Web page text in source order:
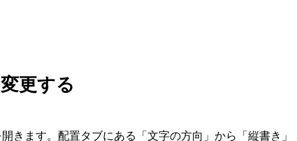
更する
きます。配置タブにある「文字の方向」から「縦書き」